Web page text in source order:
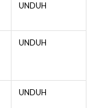
UNDUH
UNDUH
UNDUH